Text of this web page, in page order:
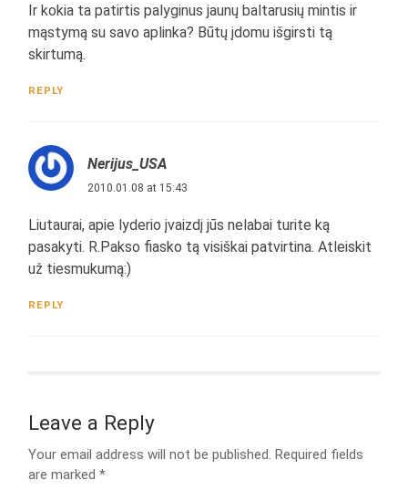
Ir kokia ta patirtis palyginus jaunų baltarusių mintis ir
mąstymą su savo aplinka? Būtų įdomu išgirsti tą
skirtumą.
REPLY
Nerijus_USA
2010.01.08 at 15:43
Liutaurai, apie lyderio įvaizdį jūs nelabai turite ką
pasakyti. R.Pakso fiasko tą visiškai patvirtina. Atleiskit
už tiesmukumą:)
REPLY
Leave a Reply
Your email address will not be published. Required fields
are marked*